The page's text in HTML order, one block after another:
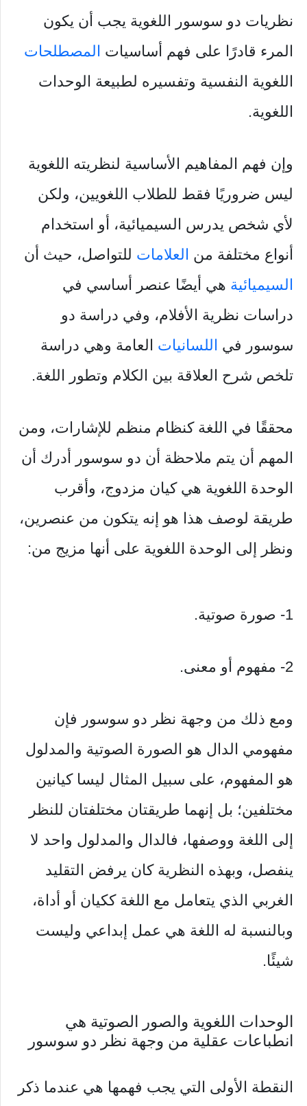
نظريات دو سوسور اللغوية يجب أن يكون
المرء قادرًا على فهم أساسيات المصطلحات
اللغوية النفسية وتفسيره لطبيعة الوحدات
اللغوية.
وإن فهم المفاهيم الأساسية لنظريته اللغوية
ليس ضروريًا فقط للطلاب اللغويين، ولكن
لأي شخص يدرس السيميائية، أو استخدام
أنواع مختلفة من العلامات للتواصل، حيث أن
السيميائية هي أيضًا عنصر أساسي في
دراسات نظرية الأفلام، وفي دراسة دو
سوسور في اللسانيات العامة وهي دراسة
تلخص شرح العلاقة بين الكلام وتطور اللغة.
محققًا في اللغة كنظام منظم للإشارات، ومن
المهم أن يتم ملاحظة أن دو سوسور أدرك أن
الوحدة اللغوية هي كيان مزدوج، وأقرب
طريقة لوصف هذا هو إنه يتكون من عنصرين،
ونظر إلى الوحدة اللغوية على أنها مزيج من:
1- صورة صوتية.
2- مفهوم أو معنى.
ومع ذلك من وجهة نظر دو سوسور فإن
مفهومي الدال هو الصورة الصوتية والمدلول
هو المفهوم، على سبيل المثال ليسا كيانين
مختلفين؛ بل إنهما طريقتان مختلفتان للنظر
إلى اللغة ووصفها، فالدال والمدلول واحد لا
ينفصل، وبهذه النظرية كان يرفض التقليد
الغربي الذي يتعامل مع اللغة ككيان أو أداة،
وبالنسبة له اللغة هي عمل إبداعي وليست
شيئًا.
الوحدات اللغوية والصور الصوتية هي
انطباعات عقلية من وجهة نظر دو سوسور
النقطة الأولى التي يجب فهمها هي عندما ذكر